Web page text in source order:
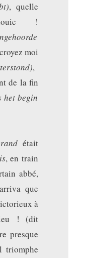
, quelle
!
moi
terstond),
de la fin
het begin
était
, en train
abbé,
que
à
! (dit
presque